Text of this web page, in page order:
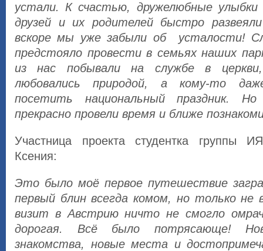
устали. К счастью, дружелюбные улыбки
друзей и их родителей быстро
вскоре мы уже забыли об усталости!
предстояло провести в семьях наших
из нас побывали на службе в
любовались природой, а кому-то
посетить национальный праздник.
прекрасно провели время и ближе
Участница проекта студентка группы
Ксения:
Это было моё первое путешествие
первый блин всегда комом, но только
визит в Австрию ничто не смогло
дорогая. Всё было потрясающе!
знакомства, новые места и